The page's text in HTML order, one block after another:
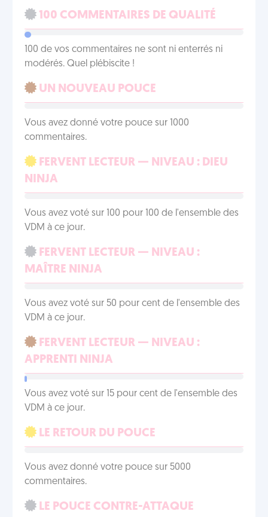
100 COMMENTAIRES DE QUALITÉ
100 de vos commentaires ne sont ni enterrés ni
modérés. Quel plébiscite !
UN NOUVEAU POUCE
Vous avez donné votre pouce sur 1000
commentaires.
FERVENT LECTEUR — NIVEAU : DIEU
NINJA
Vous avez voté sur 100 pour 100 de l'ensemble des
VDM à ce jour.
FERVENT LECTEUR — NIVEAU :
MAÎTRE NINJA
Vous avez voté sur 50 pour cent de l'ensemble des
VDM à ce jour.
FERVENT LECTEUR — NIVEAU :
APPRENTI NINJA
Vous avez voté sur 15 pour cent de l'ensemble des
VDM à ce jour.
LE RETOUR DU POUCE
Vous avez donné votre pouce sur 5000
commentaires.
LE POUCE CONTRE-ATTAQUE